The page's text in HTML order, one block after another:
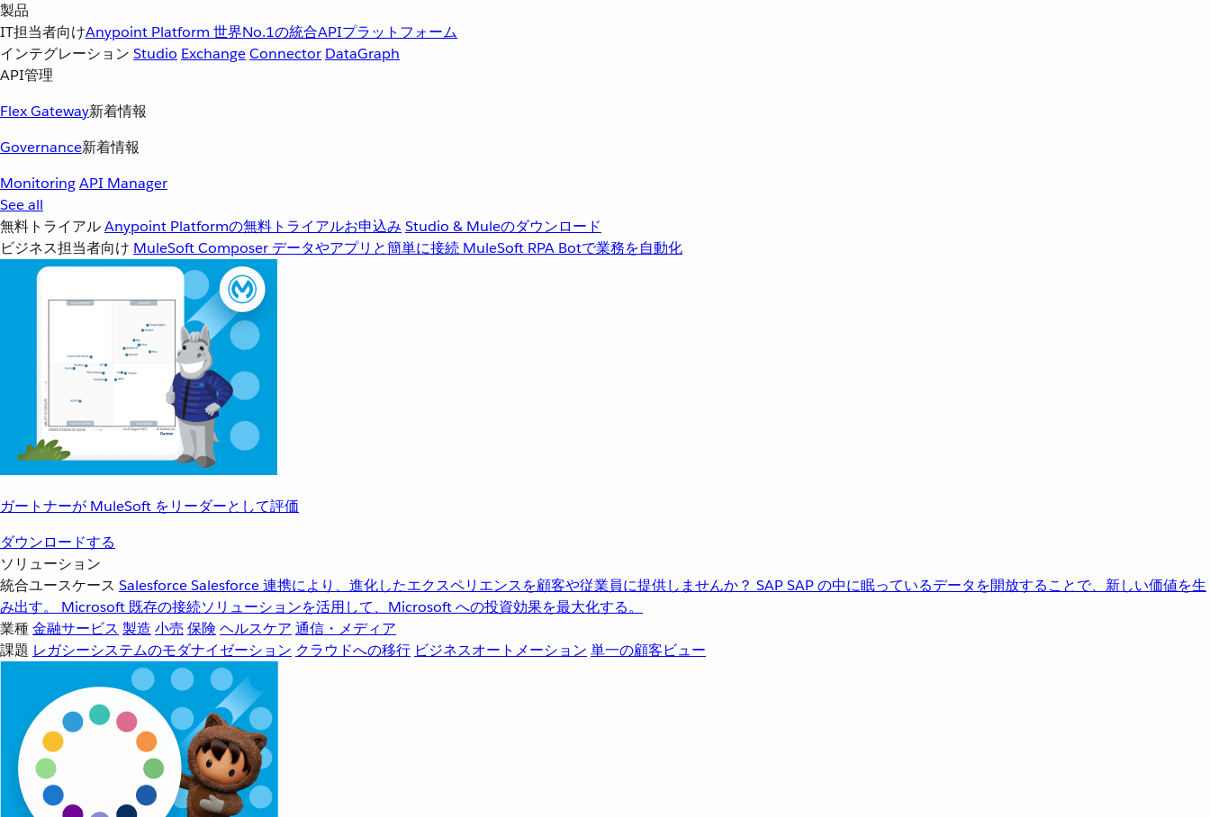
製品
IT担当者向けAnypoint Platform 世界No.1の統合APIプラットフォーム
インテグレーション Studio ExchangeConnector DataGraph
API管理
Flex Gateway新着情報
Governance新着情報
MonitoringAPI Manager
See all
無料トライアルAnypoint Platformの無料トライアルお申込み Studio & Muleのダウンロード
ビジネス担当者向け MuleSoft Composer データやアプリと簡単に接続 MuleSoft RPA Botで業務を自動化
ガートナーが MuleSoft をリーダーとして評価
ダウンロードする
ソリューション
統合ユースケース SalesforceSalesforce 連携により、進化したエクスペリエンスを顧客や従業員に提供しませんか？ SAPSAP の中に眠っているデータを開放することで、新しい価値を生
み出す。
Microsoft 既存の接続ソリューションを活用して、Microsoft への投資効果を最大化する。
業種金融サービス 製造 小売 保険 ヘルスケア 通信・メディア
課題 レガシーシステムのモダナイゼーション クラウドへの移行 ビジネスオートメーション 単一の顧客ビュー